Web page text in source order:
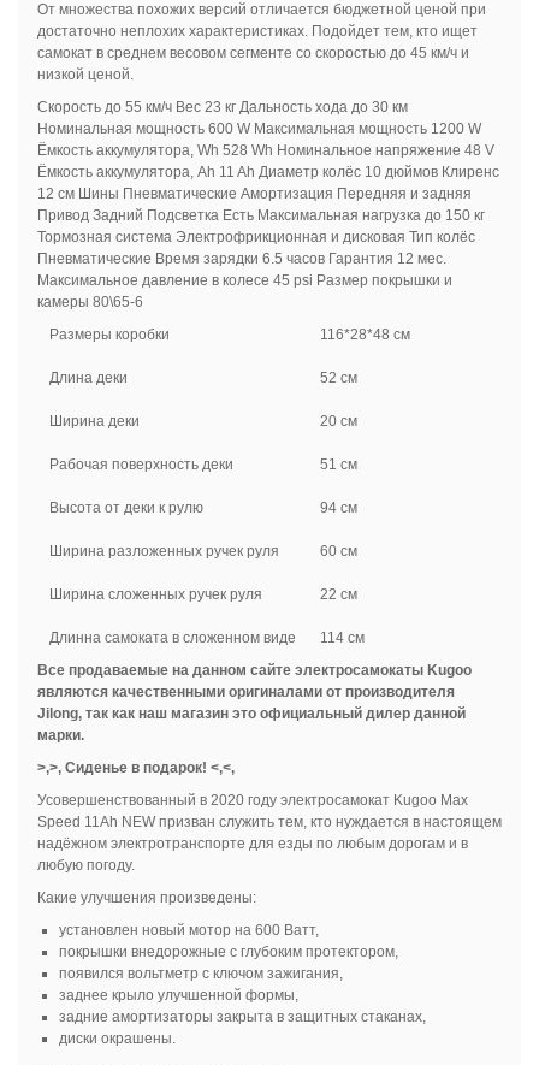
От множества похожих версий отличается бюджетной ценой при
достаточно неплохих характеристиках. Подойдет тем, кто ищет
самокат в среднем весовом сегменте со скоростью до 45 км/ч и
низкой ценой.
Скорость до 55 км/ч Вес 23 кг Дальность хода до 30 км
Номинальная мощность 600 W Максимальная мощность 1200 W
Ёмкость аккумулятора, Wh 528 Wh Номинальное напряжение 48 V
Ёмкость аккумулятора, Ah 11 Ah Диаметр колёс 10 дюймов Клиренс
12 см Шины Пневматические Амортизация Передняя и задняя
Привод Задний Подсветка Есть Максимальная нагрузка до 150 кг
Тормозная система Электрофрикционная и дисковая Тип колёс
Пневматические Время зарядки 6.5 часов Гарантия 12 мес.
Максимальное давление в колесе 45 psi Размер покрышки и
камеры 80\65-6
Размеры коробки
116*28*48 см
Длина деки 52 см
Ширина деки 20 см
Рабочая поверхность деки 51 см
Высота от деки к рулю 94 см
Ширина разложенных ручек руля 60 см
Ширина сложенных ручек руля 22 см
Длинна самоката в сложенном виде
114 см
Все продаваемые на данном сайте электросамокаты Kugoo
являются качественными оригиналами от производителя
Jilong, так как наш магазин это официальный дилер данной
марки.
>,>, Сиденье в подарок! <,<,
Усовершенствованный в 2020 году электросамокат Kugoo Max
Speed 11Ah NEW призван служить тем, кто нуждается в настоящем
надёжном электротранспорте для езды по любым дорогам и в
любую погоду.
Какие улучшения произведены:
установлен новый мотор на 600 Ватт,
покрышки внедорожные с глубоким протектором,
появился вольтметр с ключом зажигания,
заднее крыло улучшенной формы,
задние амортизаторы закрыта в защитных стаканах,
диски окрашены.